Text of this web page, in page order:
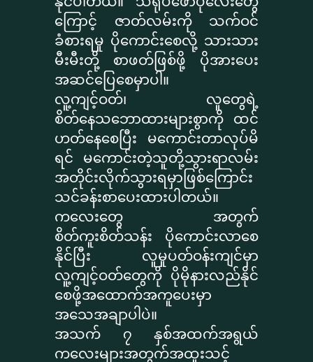
ကြောင့် ဇာတ်လမ်းကို သက်ဝင်
ခံစားရမှု ပိုကောင်းစေလို့ သားသား
မီးမီးတို့ စာဖတ်ဖြစ်ဖို့ ပိုအားပေး
အဆင်ပြေစေမှာပါ။
လူ့ကျင့်ဝတ်၊ လူတွေရဲ့
စိတ်နေသဘောထားများစွာကို ထင်
ဟတ်နေစေပြီး မကောင်းတာလုပ်မိ
ရင် မကောင်းတဲ့သူတို့သွားရာလမ်း
အတိုင်းလိုက်သွားရမှာဖြစ်ကြောင်း
သင်ခန်းစာပေးထားပါတယ်။
ကလေးတွေ အတွက်
စိတ်ကူးစိတ်သန်း ပိုကောင်းလာစေ
နိုင်ပြီး လူမှုပတ်ဝန်းကျင်မှာ
လူ့ကျင့်ဝတ်တွေကို ပိုမိုနားလည်နိုင်
စေဖို့အထောက်အကူပေးမှာ
အသေအချာပါပဲ။
အသက် ၇ နှစ်အထက်အရွယ်
ကလေးများအတွက်အထူးသင့်